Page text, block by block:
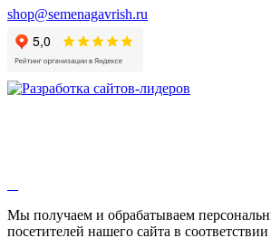
Валерианелла
Гибискус лекарственный
Девясил
Душица
Змееголовник
Мыльнянка
shop@semenagavrish.ru
Мы получаем и обрабатываем
посетителей нашего сайта в соответствии